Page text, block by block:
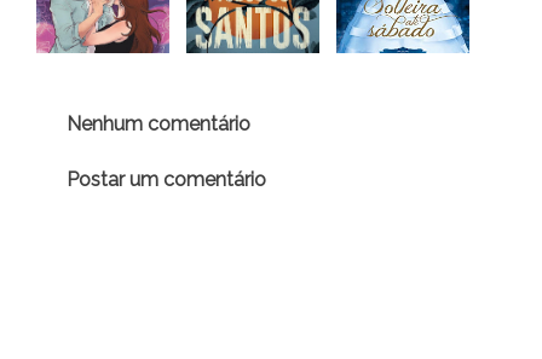
Nenhum comentário
Postar um comentário